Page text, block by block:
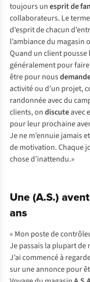
toujours unesprit de
collaborateurs. Le
d’esprit de chacun
l’ambiance du magasin
Quand un client pousse
généralement pour
être pour nous
activité ou d’un projet,
randonnée avec du
clients, ondiscuteavec
pour leur prochaine
Je ne m’ennuie jamais
de motivation. Chaque
chose d’inattendu.»
Une (A.S.)
ans
« Mon poste de
Je passais la plupart de
J’ai commencé à
sur une annonce pour